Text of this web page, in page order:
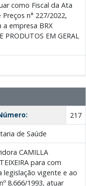
como Fiscal da Ata
n° 227/2022,
empresa BRX
PRODUTOS EM GERAL
217
de Saúde
CAMILLA
para com
legislação vigente e ao
8.666/1993, atuar